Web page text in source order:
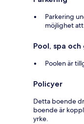
Parkering
möjlighet
Pool, spa
Poolen är
Policyer
Detta boende
boende är
yrke.